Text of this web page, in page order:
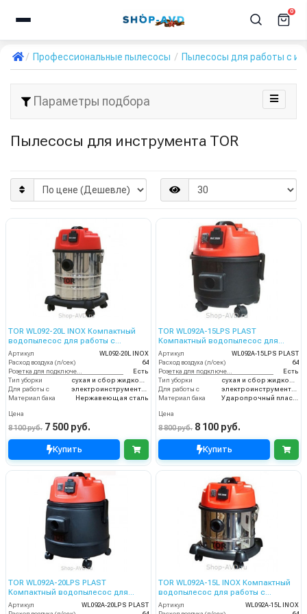
0
Профессиональные пылесосы Пылесосы для работы с
Параметры подбора
Пылесосы для инструмента TOR
TOR WL092-20L INOX Компактный
водопылесос для работы с
электроинструментом
Артикул
WL092-20L INOX
Расход воздуха (л/сек)
64
Есть
Тип уборки
Для работы с
Материал бака
Нержавеющая сталь
Цена
8 100 руб. 7 500 руб.
Купить
TOR WL092A-15LPS PLAST
Компактный водопылесос для
работы с электроинструментом
Артикул
WL092A-15LPS PLAST
Расход воздуха (л/сек)
64
Есть
Тип уборки
Для работы с
Материал бака
Цена
8 800 руб. 8 100 руб.
Купить
TOR WL092A-20LPS PLAST
Компактный водопылесос для
работы с электроинструментом
Артикул
WL092A-20LPS PLAST
TOR WL092A-15L INOX Компактный
водопылесос для работы с
электроинструментом
Артикул
WL092A-15L INOX